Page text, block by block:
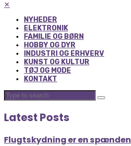
✕
NYHEDER
ELEKTRONIK
FAMILIE OG BØRN
HOBBY OG DYR
INDUSTRI OG ERHVERV
KUNST OG KULTUR
TØJ OG MODE
KONTAKT
Latest Posts
Flugtskydning er en